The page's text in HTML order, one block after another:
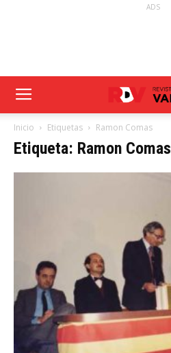
ADS
Inicio Etiquetas Ramon Comas
Etiqueta: Ramon Comas